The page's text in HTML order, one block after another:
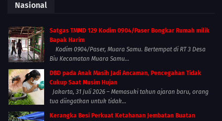
Nasional
Satgas TMMD 129 Kodim 0904/Paser Bongkar Rumah milik
Bapak Harim
Kodim 0904/Paser, Muara Samu. Bertempat di RT 3 Desa
Biu Kecamatan Muara Samu...
DBD pada Anak Masih Jadi Ancaman, Pencegahan Tidak
Cukup Saat Musim Hujan
Jakarta, 31 Juli 2026 – Memasuki tahun ajaran baru, orang
tua diingatkan untuk tidak...
Kerangka Besi Perkuat Ketahanan Jembatan Buatan